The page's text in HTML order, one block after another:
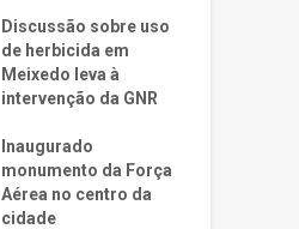
Discussão sobre uso
de herbicida em
Meixedo leva à
intervenção da GNR
Inaugurado
monumento da Força
Aérea no centro da
cidade